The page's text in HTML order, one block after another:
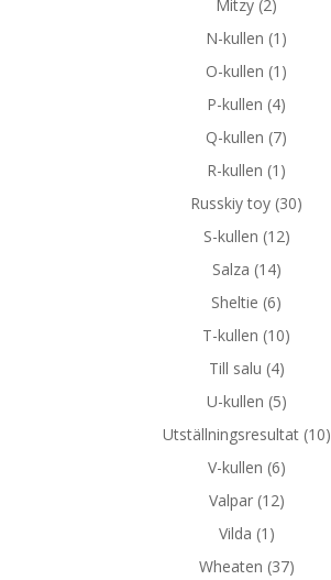
Mitzy (2)
N-kullen (1)
O-kullen (1)
P-kullen (4)
Q-kullen (7)
R-kullen (1)
Russkiy toy (30)
S-kullen (12)
Salza (14)
Sheltie (6)
T-kullen (10)
Till salu (4)
U-kullen (5)
Utställningsresultat(10)
V-kullen (6)
Valpar(12)
Vilda (1)
Wheaten (37)